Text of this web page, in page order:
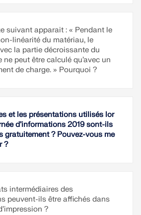
suivant apparait : « Pendant le
linéarité du matériau, le
la partie décroissante du
ne peut être calculé qu’avec un
de charge. » Pourquoi ?
et les présentations utilisés lor
d’informations 2019 sont-ils
gratuitement ? Pouvez-vous me
?
intermédiaires des
peuvent-ils être affichés dans
?